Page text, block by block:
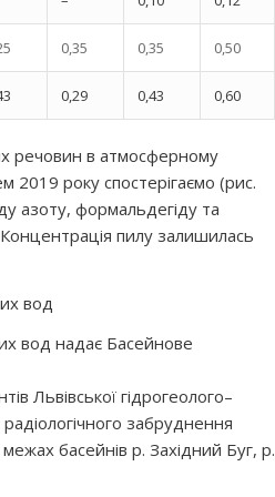
0,35 0,35 0,50
0,29 0,43 0,60
речовин в атмосферному
2019 року спостерігаємо (рис.
азоту, формальдегіду та
пилу залишилась
вод
вод надає Басейнове
Львівської гідрогеолого–
забруднення
басейнів р. Західний Буг, р.